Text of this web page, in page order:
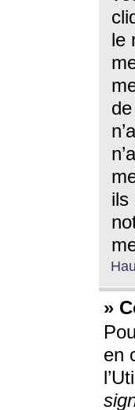
le
ils
»
en